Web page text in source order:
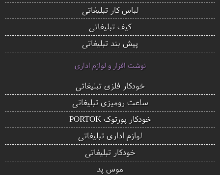
لباس کار تبلیغاتی
کیف تبلیغاتی
پیش بند تبلیغاتی
نوشت افزار و لوازم اداری
خودکار فلزی تبلیغاتی
ساعت رومیزی تبلیغاتی
خودکار پورتوک PORTOK
لوازم اداری تبلیغاتی
خودکار تبلیغاتی
موس پد